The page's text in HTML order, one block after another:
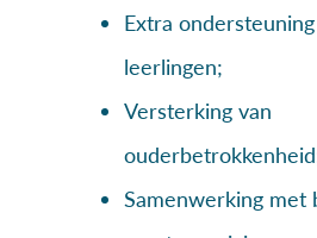
Extra
leerlingen;
Versterking van
Samenwerking met